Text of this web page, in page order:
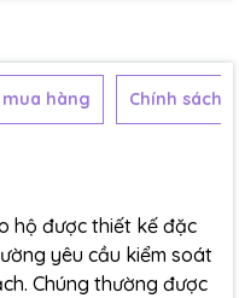
hàng Chính sách
hộ được thiết kế đặc
yêu cầu kiểm soát
Chúng thường được